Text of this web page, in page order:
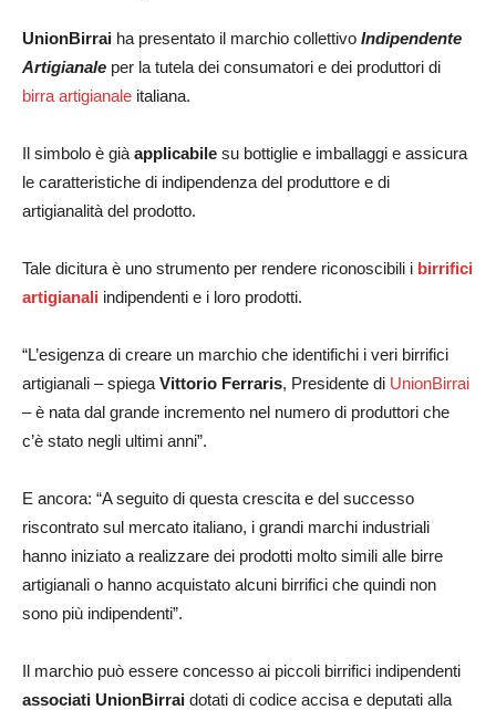
UnionBirrai ha presentato il marchio collettivo Indipendente
Artigianale per la tutela dei consumatori e dei produttori di
birra artigianale italiana.
Il simbolo è già applicabile su bottiglie e imballaggi e assicura
le caratteristiche di indipendenza del produttore e di
artigianalità del prodotto.
Tale dicitura è uno strumento per rendere riconoscibili i birrifici
artigianali indipendenti e i loro prodotti.
“L’esigenza di creare un marchio che identifichi i veri birrifici
artigianali – spiega Vittorio Ferraris, Presidente di UnionBirrai
– è nata dal grande incremento nel numero di produttori che
c’è stato negli ultimi anni”.
E ancora: “A seguito di questa crescita e del successo
riscontrato sul mercato italiano, i grandi marchi industriali
hanno iniziato a realizzare dei prodotti molto simili alle birre
artigianali o hanno acquistato alcuni birrifici che quindi non
sono più indipendenti”.
Il marchio può essere concesso ai piccoli birrifici indipendenti
associati UnionBirrai dotati di codice accisa e deputati alla